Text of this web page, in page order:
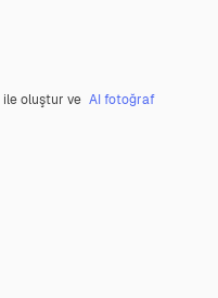
ile oluştur ve AI fotoğraf